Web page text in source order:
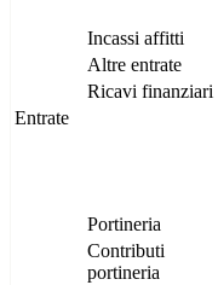
Incassi affitti
Altre entrate
Ricavi finanziari
Entrate
Portineria
Contributi
portineria